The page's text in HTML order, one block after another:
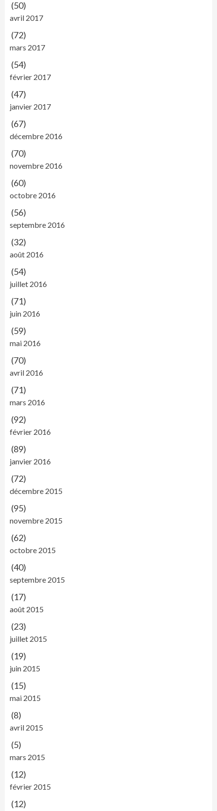
(50)
avril 2017
(72)
mars 2017
(54)
février 2017
(47)
janvier 2017
(67)
décembre 2016
(70)
novembre 2016
(60)
octobre 2016
(56)
septembre 2016
(32)
août 2016
(54)
juillet 2016
(71)
juin 2016
(59)
mai 2016
(70)
avril 2016
(71)
mars 2016
(92)
février 2016
(89)
janvier 2016
(72)
décembre 2015
(95)
novembre 2015
(62)
octobre 2015
(40)
septembre 2015
(17)
août 2015
(23)
juillet 2015
(19)
juin 2015
(15)
mai 2015
(8)
avril 2015
(5)
mars 2015
(12)
février 2015
(12)